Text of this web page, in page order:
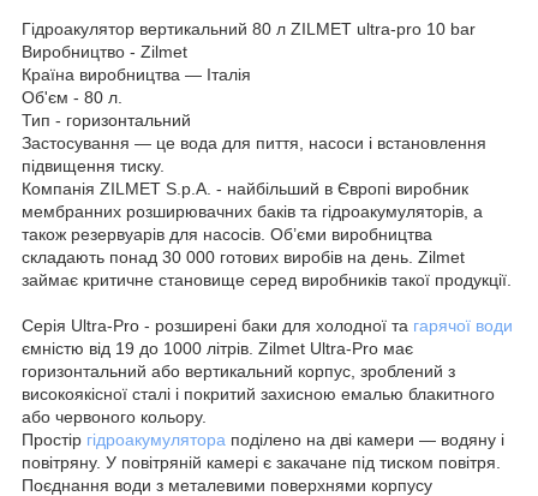
Гідроакулятор вертикальний 80 л ZILMET ultra-pro 10 bar
Виробництво - Zilmet
Країна виробництва — Італія
Об'єм - 80 л.
Тип - горизонтальний
Застосування — це вода для пиття, насоси і встановлення
підвищення тиску.
Компанія ZILMET S.p.A. - найбільший в Європі виробник
мембранних розширювачних баків та гідроакумуляторів, а
також резервуарів для насосів. Об’єми виробництва
складають понад 30 000 готових виробів на день. Zilmet
займає критичне становище серед виробників такої продукції.
Серія Ultra-Pro - розширені баки для холодної та гарячої води
ємністю від 19 до 1000 літрів. Zilmet Ultra-Pro має
горизонтальний або вертикальний корпус, зроблений з
високоякісної сталі і покритий захисною емалью блакитного
або червоного кольору.
Простір гідроакумулятора поділено на дві камери — водяну і
повітряну. У повітряній камері є закачане під тиском повітря.
Поєднання води з металевими поверхнями корпусу